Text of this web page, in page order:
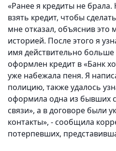
«Ранее я кредиты не
взять кредит, чтобы
мне отказал, объяснив это
историей. После этого я
имя действительно больше
оформлен кредит в «Банк
уже набежала пеня. Я
полицию, также удалось
оформила одна из бывших
связи», а в договоре были
контакты», - сообщила
потерпевших,